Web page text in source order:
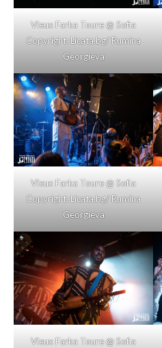
Vieux Farka Toure @ Sofia
Copyright: Licata.bg/ Rumina
Georgieva
Vieux Farka Toure @ Sofia
Copyright: Licata.bg/ Rumina
Georgieva
Vieux Farka Toure @ Sofia